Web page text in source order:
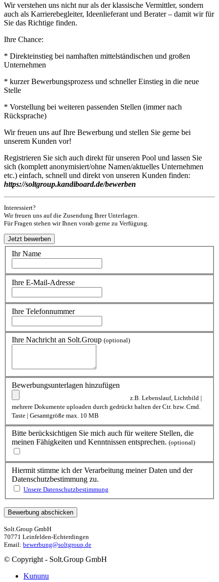
Wir verstehen uns nicht nur als der klassische Vermittler, sondern
auch als Karrierebegleiter, Ideenlieferant und Berater – damit wir für
Sie das Richtige finden.
Ihre Chance:
* Direkteinstieg bei namhaften mittelständischen und großen
Unternehmen
* kurzer Bewerbungsprozess und schneller Einstieg in die neue
Stelle
* Vorstellung bei weiteren passenden Stellen (immer nach
Rücksprache)
Wir freuen uns auf Ihre Bewerbung und stellen Sie gerne bei
unserem Kunden vor!
Registrieren Sie sich auch direkt für unseren Pool und lassen Sie
sich (komplett anonymisiert/ohne Namen/aktuelles Unternehmen
etc.) einfach, schnell und direkt von unseren Kunden finden:
https://soltgroup.kandiboard.de/bewerben
Interessiert?
Wir freuen uns auf die Zusendung Ihrer Unterlagen.
Für Fragen stehen wir Ihnen vorab gerne zu Verfügung.
Ihr Name
Ihre E-Mail-Adresse
Ihre Telefonnummer
Ihre Nachricht an Solt.Group (optional)
Bewerbungsunterlagen hinzufügen
z.B. Lebenslauf, Lichtbild |
mehrere Dokumente uploaden durch gedrückt halten der Ctr. bzw. Cmd.
Taste | Gesamtgröße max. 10 MB
Bitte berücksichtigen Sie mich auch für weitere Stellen, die
meinen Fähigkeiten und Kenntnissen entsprechen. (optional)
Hiermit stimme ich der Verarbeitung meiner Daten und der
Datenschutzbestimmung zu.
Unsere Datenschutzbestimmung
Solt.Group GmbH
70771 Leinfelden-Echterdingen
Email: bewerbung@soltgroup.de
© Copyright - Solt.Group GmbH
Kununu